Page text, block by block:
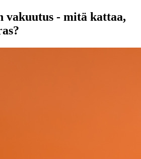
vakuutus - mitä kattaa,